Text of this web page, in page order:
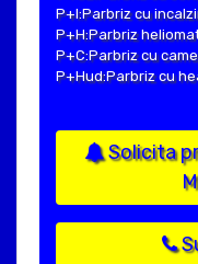
P+I:Parbriz cu
P+H:Parbriz
P+C:Parbriz cu
P+Hud:Parbriz cu
Solicita